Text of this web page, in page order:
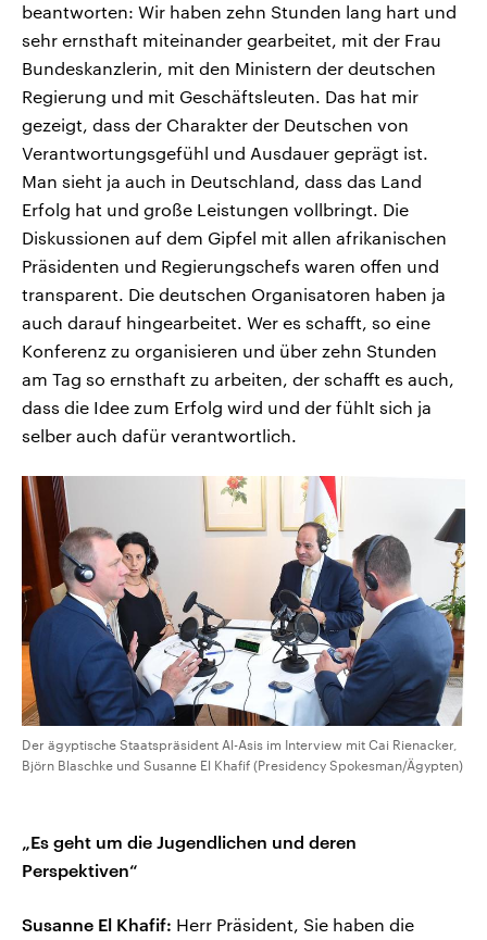
beantworten: Wir haben zehn Stunden lang hart und
sehr ernsthaft miteinander gearbeitet, mit der Frau
Bundeskanzlerin, mit den Ministern der deutschen
Regierung und mit Geschäftsleuten. Das hat mir
gezeigt, dass der Charakter der Deutschen von
Verantwortungsgefühl und Ausdauer geprägt ist.
Man sieht ja auch in Deutschland, dass das Land
Erfolg hat und große Leistungen vollbringt. Die
Diskussionen auf dem Gipfel mit allen afrikanischen
Präsidenten und Regierungschefs waren offen und
transparent. Die deutschen Organisatoren haben ja
auch darauf hingearbeitet. Wer es schafft, so eine
Konferenz zu organisieren und über zehn Stunden
am Tag so ernsthaft zu arbeiten, der schafft es auch,
dass die Idee zum Erfolg wird und der fühlt sich ja
selber auch dafür verantwortlich.
Der ägyptische Staatspräsident Al-Asis im Interview mit Cai Rienacker,
Björn Blaschke und Susanne El Khafif (Presidency Spokesman/Ägypten)
„Es geht um die Jugendlichen und deren
Perspektiven“
Susanne El Khafif: Herr Präsident, Sie haben die